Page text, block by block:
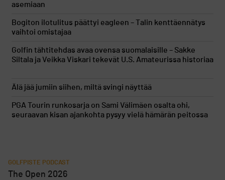
asemiaan
Bogiton ilotulitus päättyi eagleen – Talin kenttäennätys
vaihtoi omistajaa
Golfin tähtitehdas avaa ovensa suomalaisille – Sakke
Siltala ja Veikka Viskari tekevät U.S. Amateurissa historiaa
Älä jää jumiin siihen, miltä svingi näyttää
PGA Tourin runkosarja on Sami Välimäen osalta ohi,
seuraavan kisan ajankohta pysyy vielä hämärän peitossa
GOLFPISTE PODCAST
The Open 2026